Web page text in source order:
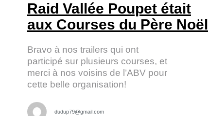
Raid Vallée Poupet était
aux Courses du Père Noël
Bravo à nos trailers qui ont
participé sur plusieurs courses, et
merci à nos voisins de l’ABV pour
cette belle organisation!
dudup79@gmail.com